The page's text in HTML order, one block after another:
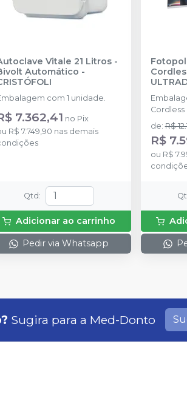
Vitale 21 Litros -
Automático -
com 1 unidade.
7.362,41 no Pix
R$ 7.749,90 nas demais
Qtd :
Adicionar ao carrinho
Pedir via Whatsapp
Cordless
protetor
de:R$
R$
ou R$
Sugira para a Med-Donto